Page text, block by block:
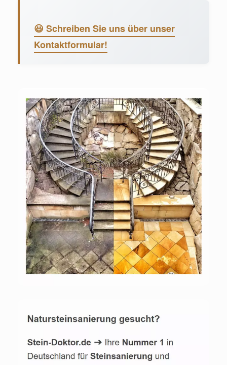
😃 Schreiben Sie uns über unser
Kontaktformular!